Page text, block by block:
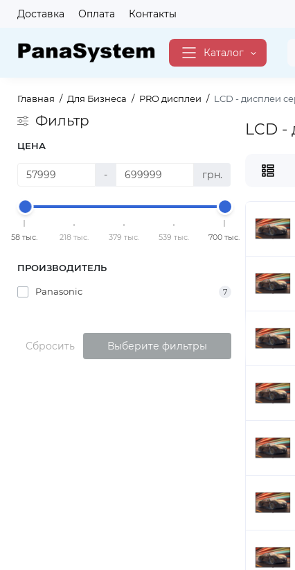
Доставка Оплата Контакты
Каталог
Главная Для Бизнеса PRO дисплеи LCD - дисплеи
Фильтр
ЦЕНА
- грн.
58 тыс. 218 тыс. 379 тыс. 539 тыс. 700 тыс.
ПРОИЗВОДИТЕЛЬ
Panasonic 7
Сбросить Выберите фильтры
LCD